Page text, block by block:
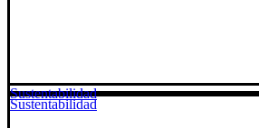
Sustentabilidad
Sustentabilidad